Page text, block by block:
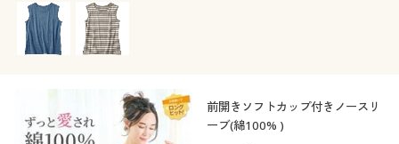
前開きソフトカップ付きノースリ
ーブ(綿100% )